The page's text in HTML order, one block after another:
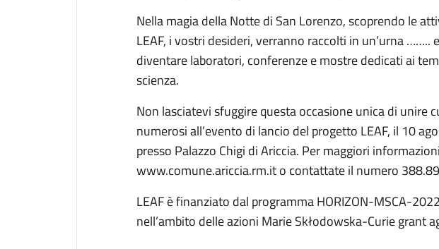
Nella magia della Notte di San Lorenzo, scoprendo le
LEAF, i vostri desideri, verranno raccolti in un’urna ……..
diventare laboratori, conferenze e mostre dedicati ai
scienza.
Non lasciatevi sfuggire questa occasione unica di unire
numerosi all’evento di lancio del progetto LEAF, il 10
presso Palazzo Chigi di Ariccia. Per maggiori
www.comune.ariccia.rm.it o contattate il numero
LEAF è finanziato dal programma HORIZON-MSCA-
nell’ambito delle azioni Marie Skłodowska-Curie grant